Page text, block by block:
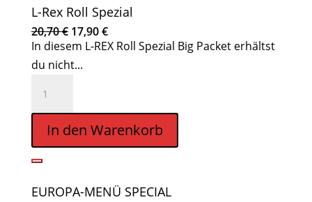
L-Rex Roll Spezial
20,70€ Ursprünglicher
Preis
war:
20,70 €
17,90€Aktueller
Preis
ist:
In diesem L-REX Roll Spezial Big Packet erhältst
du nicht...
Rex
Spezial
Menge
In den Warenkorb
EUROPA-MENÜ SPECIAL